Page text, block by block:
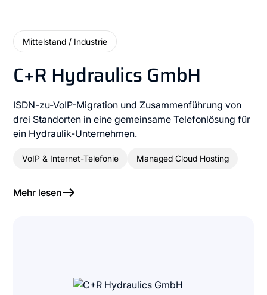
Mittelstand / Industrie
C+R Hydraulics GmbH
ISDN-zu-VoIP-Migration und Zusammenführung von
drei Standorten in eine gemeinsame Telefonlösung für
ein Hydraulik-Unternehmen.
VoIP & Internet-Telefonie Managed Cloud Hosting
Mehr lesen